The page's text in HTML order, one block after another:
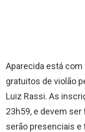
Aparecida está
gratuitos de violão
Luiz Rassi. As
23h59, e devem
serão presenciais e